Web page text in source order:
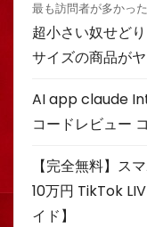
最も訪問者が多かっ
超小さい奴せどり
サイズの商品が
AI app claude
コードレビュー
【完全無料】ス
10万円 TikTok
イド】